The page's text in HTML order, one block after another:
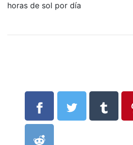
horas de sol por día